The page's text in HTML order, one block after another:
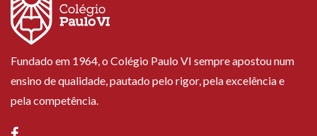
Fundado em 1964, o Colégio Paulo VI sempre apostou num
ensino de qualidade, pautado pelo rigor, pela excelência e
pela competência.